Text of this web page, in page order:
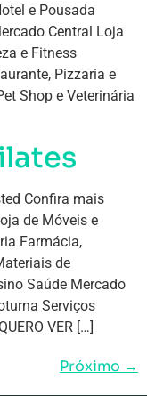
e Pousada
Central Loja
e Fitness
Pizzaria e
Shop e Veterinária
Confira mais
de Móveis e
Farmácia,
de
Saúde Mercado
Serviços
VER […]
Próximo →